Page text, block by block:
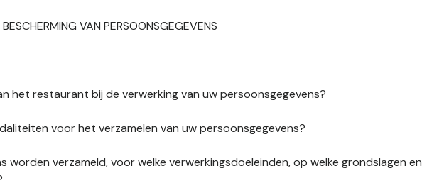
VAN PERSOONSGEGEVENS
het restaurant bij de verwerking van uw persoonsgegevens?
voor het verzamelen van uw persoonsgegevens?
worden verzameld, voor welke verwerkingsdoeleinden, op welke grondslagen en